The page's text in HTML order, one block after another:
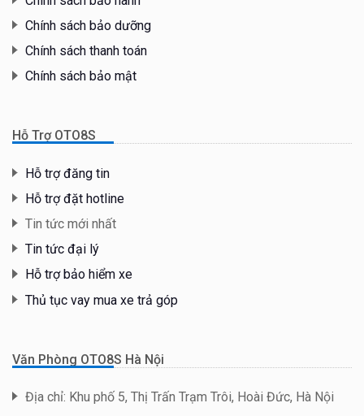
Chính sách bảo dưỡng
Chính sách thanh toán
Chính sách bảo mật
Hỗ Trợ OTO8S
Hỗ trợ đăng tin
Hỗ trợ đặt hotline
Tin tức mới nhất
Tin tức đại lý
Hỗ trợ bảo hiểm xe
Thủ tục vay mua xe trả góp
Văn Phòng OTO8S Hà Nội
Địa chỉ: Khu phố 5, Thị Trấn Trạm Trôi, Hoài Đức, Hà Nội